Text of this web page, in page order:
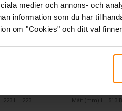
medier och annons- och
information som du har
om "Cookies" och ditt val
T5077
223 H= 223
BOSCH 12V
Mått (mm) L= 513